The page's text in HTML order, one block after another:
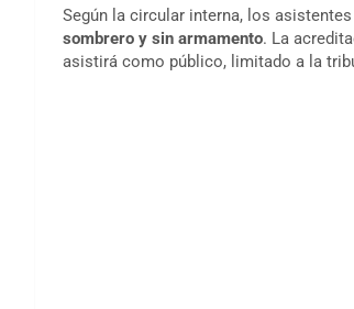
Según la circular interna, los
sombrero y sin armamento. La
asistirá como público, limitado a la